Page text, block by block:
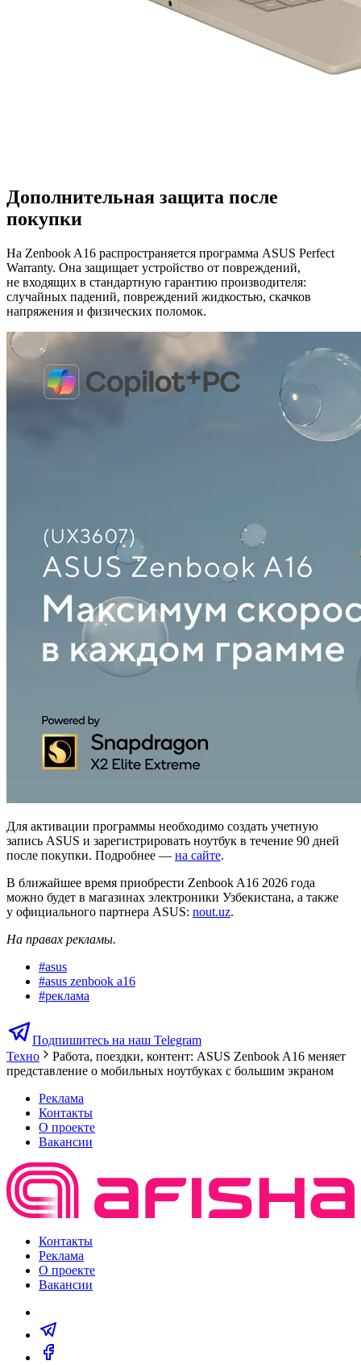
Дополнительная защита после
покупки
На Zenbook A16 распространяется программа ASUS Perfect
Warranty. Она защищает устройство от повреждений,
не входящих в стандартную гарантию производителя:
случайных падений, повреждений жидкостью, скачков
напряжения и физических поломок.
Для активации программы необходимо создать учетную
запись ASUS и зарегистрировать ноутбук в течение 90 дней
после покупки. Подробнее — на сайте.
В ближайшее время приобрести Zenbook A16 2026 года
можно будет в магазинах электроники Узбекистана, а также
у официального партнера ASUS: nout.uz.
На правах рекламы.
#asus
#asus zenbook a16
#реклама
Подпишитесь на наш Telegram
Техно
Работа, поездки, контент: ASUS Zenbook A16 меняет
представление о мобильных ноутбуках с большим экраном
Реклама
Контакты
О проекте
Вакансии
Контакты
Реклама
О проекте
Вакансии